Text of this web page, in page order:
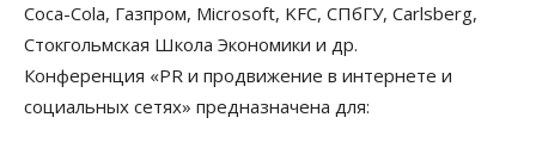
Coca-Cola, Газпром, Microsoft, KFC, СПбГУ, Carlsberg,
Стокгольмская Школа Экономики и др.
Конференция «PR и продвижение в интернете и
социальных сетях» предназначена для: